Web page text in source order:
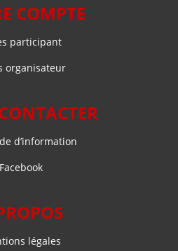
COMPTE
participant
organisateur
d’information
Facebook
légales